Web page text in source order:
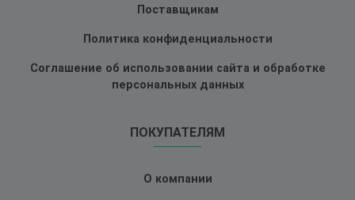
Поставщикам
Политика конфиденциальности
Соглашение об использовании сайта и обработке
персональных данных
ПОКУПАТЕЛЯМ
О компании